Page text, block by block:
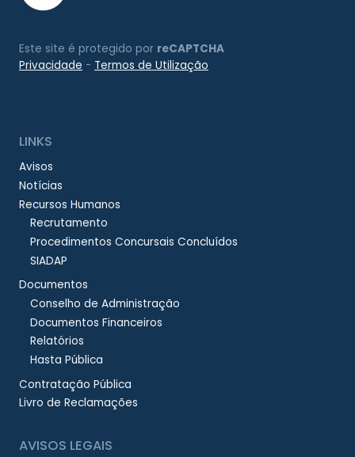
Este site é protegido por reCAPTCHA
Privacidade - Termos de Utilização
LINKS
Avisos
Notícias
Recursos Humanos
Recrutamento
Procedimentos Concursais Concluídos
SIADAP
Documentos
Conselho de Administração
Documentos Financeiros
Relatórios
Hasta Pública
Contratação Pública
Livro de Reclamações
AVISOS LEGAIS